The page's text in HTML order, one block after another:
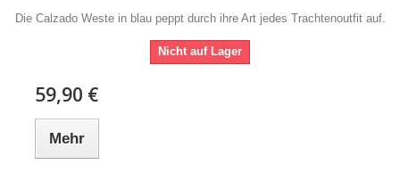
Die Calzado Weste in blau peppt durch ihre Art jedes Trachtenoutfit auf.
Nicht auf Lager
59,90 €
Mehr